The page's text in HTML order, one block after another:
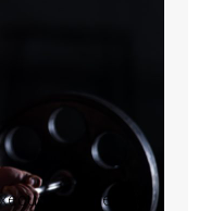
perfeita e